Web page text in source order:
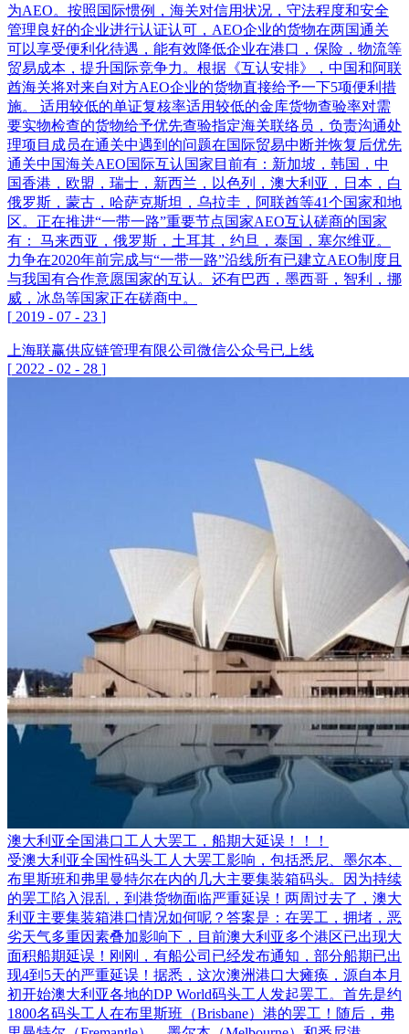
为AEO。按照国际惯例，海关对信用状况，守法程度和安全
管理良好的企业进行认证认可，AEO企业的货物在两国通关
可以享受便利化待遇，能有效降低企业在港口，保险，物流等
贸易成本，提升国际竞争力。根据《互认安排》，中国和阿联
酋海关将对来自对方AEO企业的货物直接给予一下5项便利措
施。 适用较低的单证复核率适用较低的金库货物查验率对需
要实物检查的货物给予优先查验指定海关联络员，负责沟通处
理项目成员在通关中遇到的问题在国际贸易中断并恢复后优先
通关中国海关AEO国际互认国家目前有：新加坡，韩国，中
国香港，欧盟，瑞士，新西兰，以色列，澳大利亚，日本，白
俄罗斯，蒙古，哈萨克斯坦，乌拉圭，阿联酋等41个国家和地
区。正在推进“一带一路”重要节点国家AEO互认磋商的国家
有： 马来西亚，俄罗斯，土耳其，约旦，泰国，塞尔维亚。
力争在2020年前完成与“一带一路”沿线所有已建立AEO制度且
与我国有合作意愿国家的互认。还有巴西，墨西哥，智利，挪
威，冰岛等国家正在磋商中。
[ 2019 - 07 - 23 ]
上海联赢供应链管理有限公司微信公众号已上线
[ 2022 - 02 - 28 ]
澳大利亚全国港口工人大罢工，船期大延误！！！
受澳大利亚全国性码头工人大罢工影响，包括悉尼、墨尔本、
布里斯班和弗里曼特尔在内的几大主要集装箱码头。因为持续
的罢工陷入混乱，到港货物面临严重延误！两周过去了，澳大
利亚主要集装箱港口情况如何呢？答案是：在罢工，拥堵，恶
劣天气多重因素叠加影响下，目前澳大利亚多个港区已出现大
面积船期延误！刚刚，有船公司已经发布通知，部分船期已出
现4到5天的严重延误！据悉，这次澳洲港口大瘫痪，源自本月
初开始澳大利亚各地的DP World码头工人发起罢工。首先是约
1800名码头工人在布里斯班（Brisbane）港的罢工！随后，弗